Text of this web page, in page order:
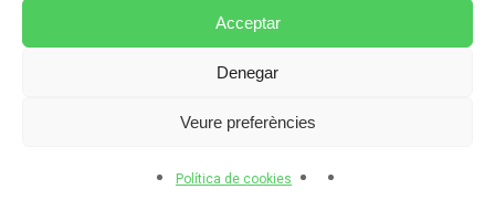
Acceptar
Denegar
Veure preferències
Política de cookies
CONDICIONS PARTICULARS D’ÚS I CONTRACTACIÓ
POLÍTICA DE PRIVACITAT
ILLUSTRIOUS